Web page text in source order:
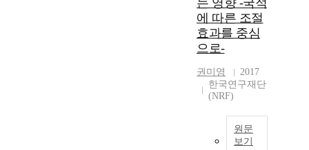
는 영향 -국적
에 따른 조절
효과를 중심
으로-
권미영
2017
한국연구재단
(NRF)
원문
보기